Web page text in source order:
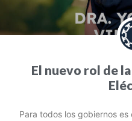
El nuevo rol de
Para todos los gobiernos